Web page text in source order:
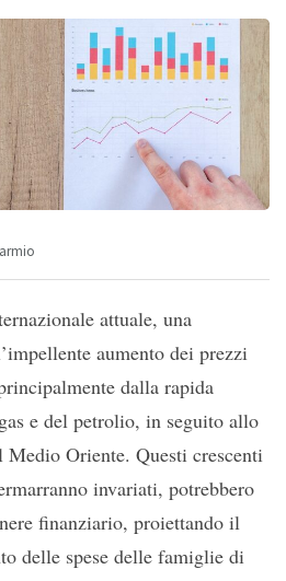
attuale, una
aumento dei prezzi
dalla rapida
e del petrolio, in seguito allo
Oriente. Questi crescenti
invariati, potrebbero
finanziario, proiettando il
delle spese delle famiglie di